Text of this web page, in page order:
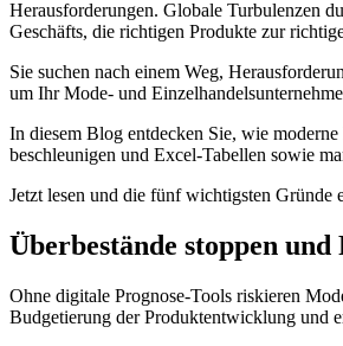
Herausforderungen. Globale Turbulenzen
Geschäfts, die richtigen Produkte zur
Sie suchen nach einem Weg,
um Ihr Mode- und
In diesem Blog entdecken Sie, wie
beschleunigen und Excel-Tabellen sowie
Jetzt lesen und die fünf wichtigsten Gründe
Überbestände stoppen
Ohne digitale Prognose-Tools riskieren
Budgetierung der Produktentwicklung und